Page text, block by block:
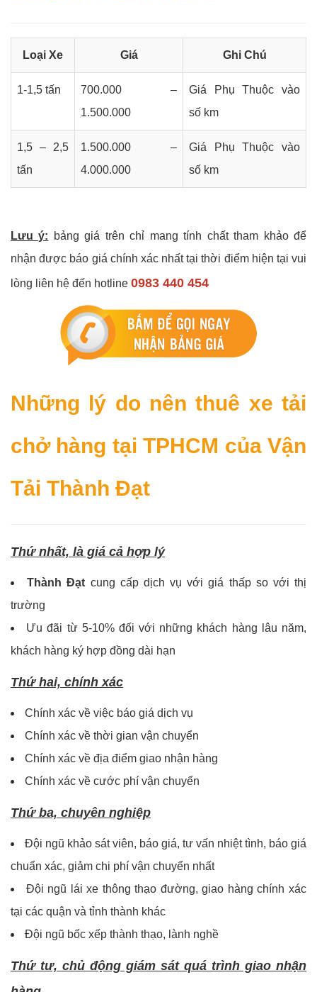
Loại Xe Giá Ghi Chú
1-1,5 tấn
700.000 –
1.500.000
Giá Phụ Thuộc vào
số km
1,5 – 2,5
tấn
1.500.000 –
4.000.000
Giá Phụ Thuộc vào
số km
Lưu ý: bảng giá trên chỉ mang tính chất tham khảo để
nhận được báo giá chính xác nhất tại thời điểm hiện tại vui
lòng liên hệ đến hotline 0983 440 454
Những lý do nên thuê xe tải
chở hàng tại TPHCM của Vận
Tải Thành Đạt
Thứ nhất, là giá cả hợp lý
Thành Đạt cung cấp dịch vụ với giá thấp so với thị
trường
Ưu đãi từ 5-10% đối với những khách hàng lâu năm,
khách hàng ký hợp đồng dài hạn
Thứ hai, chính xác
Chính xác về việc báo giá dịch vụ
Chính xác về thời gian vận chuyển
Chính xác về địa điểm giao nhận hàng
Chính xác về cước phí vận chuyển
Thứ ba, chuyên nghiệp
Đội ngũ khảo sát viên, báo giá, tư vấn nhiệt tình, báo giá
chuẩn xác, giảm chi phí vận chuyển nhất
Đội ngũ lái xe thông thạo đường, giao hàng chính xác
tại các quận và tỉnh thành khác
Đội ngũ bốc xếp thành thạo, lành nghề
Thứ tư, chủ động giám sát quá trình giao nhận